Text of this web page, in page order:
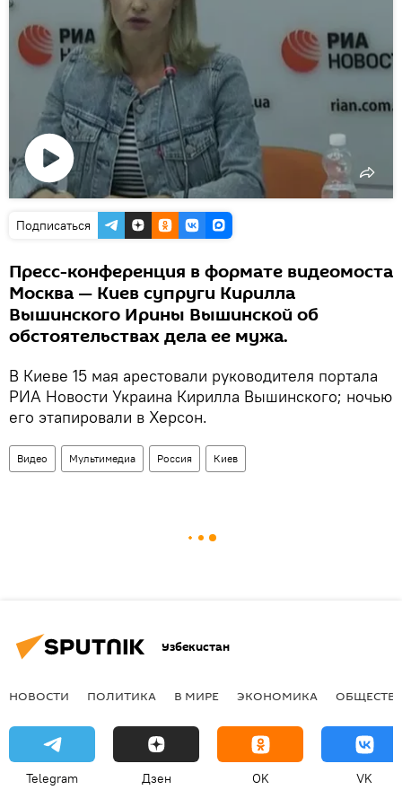
Воспроизвести
Подписаться
Пресс-конференция в формате видеомоста
Москва — Киев супруги Кирилла
Вышинского Ирины Вышинской об
обстоятельствах дела ее мужа.
В Киеве 15 мая арестовали руководителя портала
РИА Новости Украина Кирилла Вышинского; ночью
его этапировали в Херсон.
Видео Мультимедиа Россия Киев
Узбекистан
НОВОСТИ ПОЛИТИКА В МИРЕ ЭКОНОМИКА
Telegram Дзен OK VK